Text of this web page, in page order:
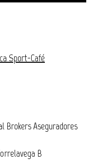
Sport-Café
Brokers Aseguradores
B